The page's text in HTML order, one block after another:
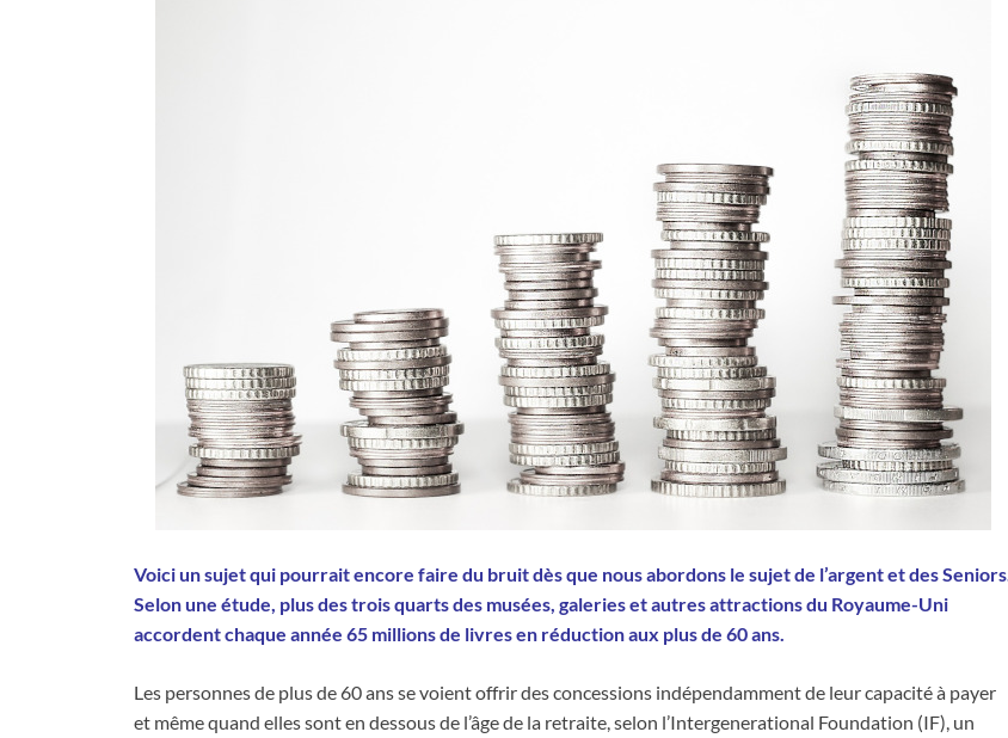
Voici un sujet qui pourrait encore faire du bruit dès que nous abordons le sujet de l’argent et des Seniors.
Selon une étude, plus des trois quarts des musées, galeries et autres attractions du Royaume-Uni
accordent chaque année 65 millions de livres en réduction aux plus de 60 ans.
Les personnes de plus de 60 ans se voient offrir des concessions indépendamment de leur capacité à payer
et même quand elles sont en dessous de l’âge de la retraite, selon l’Intergenerational Foundation (IF), un